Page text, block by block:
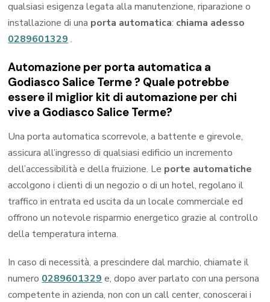
qualsiasi esigenza legata alla manutenzione, riparazione o
installazione di una porta automatica: chiama adesso
0289601329 .
Automazione per porta automatica a
Godiasco Salice Terme ? Quale potrebbe
essere il miglior kit di automazione per chi
vive a Godiasco Salice Terme?
Una porta automatica scorrevole, a battente e girevole,
assicura all’ingresso di qualsiasi edificio un incremento
dell’accessibilità e della fruizione. Le porte automatiche
accolgono i clienti di un negozio o di un hotel, regolano il
traffico in entrata ed uscita da un locale commerciale ed
offrono un notevole risparmio energetico grazie al controllo
della temperatura interna.
In caso di necessità, a prescindere dal marchio, chiamate il
numero 0289601329 e, dopo aver parlato con una persona
competente in azienda, non con un call center, conoscerai i